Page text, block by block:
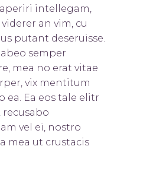
intellegam,
an vim, cu
putant deseruisse.
semper
mea no erat vitae
vix mentitum
ea. Ea eos tale elitr
vel ei, nostro
mea ut crustacis